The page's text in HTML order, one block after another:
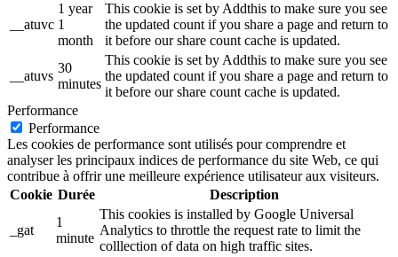
__atuvc
1 year
1
month
This cookie is set by Addthis to make sure you see
the updated count if you share a page and return to
it before our share count cache is updated.
__atuvs
30
minutes
This cookie is set by Addthis to make sure you see
the updated count if you share a page and return to
it before our share count cache is updated.
Performance
Performance
Les cookies de performance sont utilisés pour comprendre et
analyser les principaux indices de performance du site Web, ce qui
contribue à offrir une meilleure expérience utilisateur aux visiteurs.
Cookie Durée Description
_gat
1
minute
This cookies is installed by Google Universal
Analytics to throttle the request rate to limit the
colllection of data on high traffic sites.